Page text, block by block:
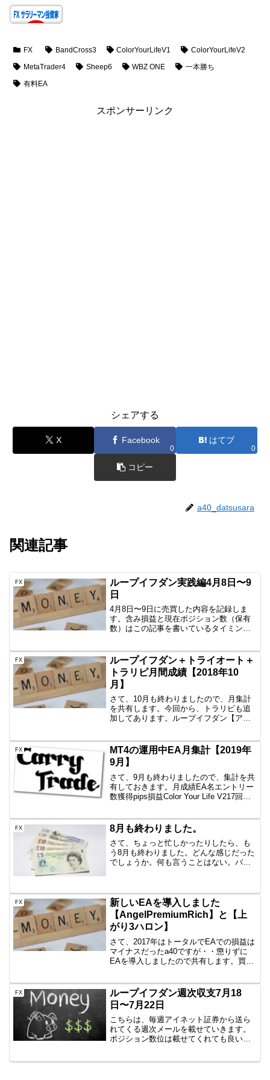
FX BandCross3 ColorYourLifeV1
ColorYourLifeV2
MetaTrader4
Sheep6 WBZ ONE
一本勝ち
有料EA
スポンサーリンク
シェアする
X Facebook
0
はてブ
0
コピー
a40_datsusara
関連記事
FX
ループイフダン実践編4月8日〜9
日
4月8日〜9日に売買した内容を記録しま
す。含み損益と現在ポジション数（保有
数）はこの記事を書いているタイミング
いますので、公開です。AUD/JPY
B40 1000通貨...
FX
ループイフダン＋トライオート＋
トラリピ月間成績【2018年10
月】
さて、10月も終わりましたので、月集計
を共有します。今回から、トラリピも追
加してあります。ループイフダン【アイ
頼んます。今は、EURJPY、USDJPY、
EUR...
FX
MT4の運用中EA月集計【2019年
9月】
さて、9月も終わりましたので、集計を共
有しておきます。月成績EA名エントリー
数獲得pips損益Color Your Life V217回
FX 8月も終わりました。
さて、ちょっと忙しかったりしたら、も
う8月も終わりました。どんな感じだった
でしょうか。何も言うことはない。バッ
ですね。本当にそれ...
FX
新しいEAを導入しました
【AngelPremiumRich】と【上
がり3ハロン】
さて、2017年はトータルでEAでの損益は
マイナスだったa40ですが・・懲りずに
EAを導入しましたので共有します。買っ
は、PremiumRi...
FX
ループイフダン週次収支7月18
日〜7月22日
こちらは、毎週アイネット証券から送ら
れてくる週次メールを載せていきます。
ポジション数位は載せてくれても良い気